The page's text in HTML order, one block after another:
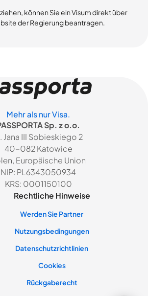
können Sie ein Visum direkt über
der Regierung beantragen.
Mehr als nur Visa.
Sp. z o.o.
Jana III Sobieskiego 2
40-082 Katowice
Europäische Union
NIP: PL6343050934
KRS: 0001150100
Rechtliche Hinweise
Werden Sie Partner
Nutzungsbedingungen
Datenschutzrichtlinien
Cookies
Rückgaberecht